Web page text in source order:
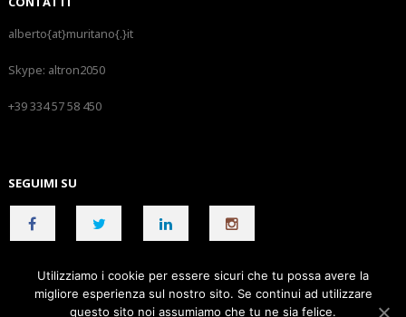
alberto{at}muritano{.}it
Skype: altron2050
+39 334 57 58 450
SEGUIMI SU
© Copyright 2018 | Alberto Muritano | p. iva 01503030809 | ALL
Utilizziamo i cookie per essere sicuri che tu possa avere la
migliore esperienza sul nostro sito. Se continui ad utilizzare
questo sito noi assumiamo che tu ne sia felice.